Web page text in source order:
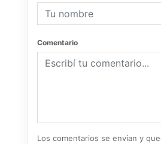
Comentario
Los comentarios se envían y